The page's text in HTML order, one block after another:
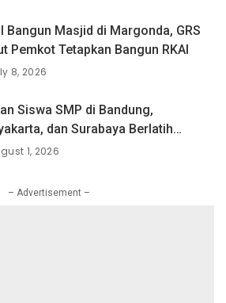
Bangun Masjid di Margonda, GRS
Pemkot Tetapkan Bangun RKAI
8, 2026
Siswa SMP di Bandung,
dan Surabaya Berlatih
Bersama Atlet Voli Nasional di
2026.
1, 2026
– Advertisement –